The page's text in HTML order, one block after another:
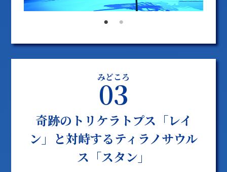
みどころ
03
奇跡のトリケラトプス「レイ
ン」と対峙するティラノサウル
ス「スタン」